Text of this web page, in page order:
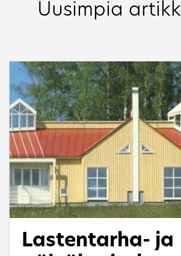
Uusimpia
Lastentarha- ja